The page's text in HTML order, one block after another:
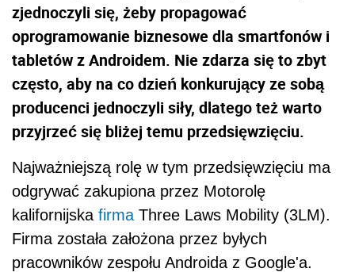
zjednoczyli się, żeby propagować
oprogramowanie biznesowe dla smartfonów i
tabletów z Androidem. Nie zdarza się to zbyt
często, aby na co dzień konkurujący ze sobą
producenci jednoczyli siły, dlatego też warto
przyjrzeć się bliżej temu przedsięwzięciu.
Najważniejszą rolę w tym przedsięwzięciu ma
odgrywać zakupiona przez Motorolę
kalifornijska firma Three Laws Mobility (3LM).
Firma została założona przez byłych
pracowników zespołu Androida z Google'a.